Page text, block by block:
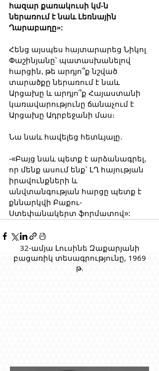
հազար քառակուսի կմ-ն
ներառում է նաև Լեռնային
Ղարաբաղը»:
Հենց այսպես հայտարարեց Նիկոլ
Փաշինյանը՝ պատասխանելով
հարցին, թե արդյո՞ք նշված
տարածքը ներառում է նաև
Արցախը և արդյո՞ք Հայաստանի
կառավարությունը ճանաչում է
Արցախը Ադրբեջանի մաս։
Նա նաև հավելեց հետևյալը.
-«Բայց նաև պետք է արձանագրել,
որ մենք ասում ենք՝ ԼՂ հայության
իրավունքների և
անվտանգության հարցը պետք է
քննարկվի Բաքու-
Ստեփանակերտ ֆորմատով»:
32-ամյա Լուսինե Զաքարյանի
բացառիկ տեսագրությունը, 1969
թ.